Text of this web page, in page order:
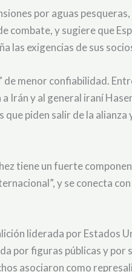
por aguas
y sugiere que
las exigencias de sus
de menor confiabilidad.
y al general iraní
piden salir de la
tiene un fuerte
y se conecta
liderada por Estados
por figuras públicas y por
asociaron como